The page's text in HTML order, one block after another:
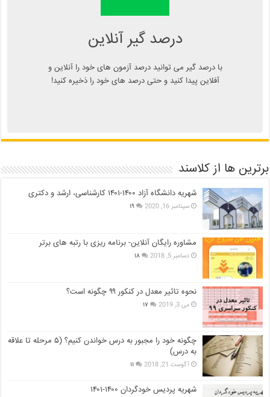
درصد گیر آنلاین
با درصد گیر می توانید درصد آزمون های خود را آنلاین و
آفلاین پیدا کنید و حتی درصد های خود را ذخیره کنید!
برترین ها از کلاسند
شهریه دانشگاه آزاد ۱۴۰۰-۱۴۰۱ کارشناسی، ارشد و دکتری
سپتامبر 16, 2020 ۱۹
مشاوره رایگان آنلاین- برنامه ریزی با رتبه های برتر
دسامبر 5, 2018 ۱۸
نحوه تاثیر معدل در کنکور ۹۹ چگونه است؟
می 3, 2019 ۱۷
چگونه خود را مجبور به درس خواندن کنیم؟ (۵ مرحله تا علاقه
به درس)
آگوست 21, 2018 ۱۱
شهریه پردیس خودگردان ۱۴۰۰-۱۴۰۱